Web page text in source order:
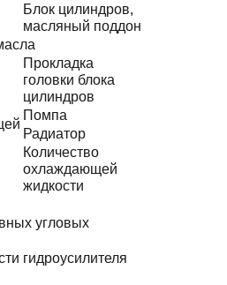
Блок цилиндров,
масляный поддон
Прокладка
головки блока
цилиндров
Помпа
Радиатор
Количество
охлаждающей
жидкости
угловых
гидроусилителя